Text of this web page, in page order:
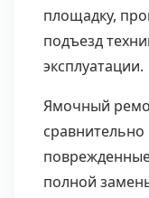
площадку,
подъезд
эксплуатации.
Ямочный
сравнительно
полной